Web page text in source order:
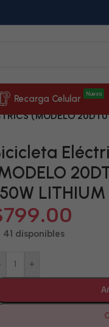
Recarga Celular Nueva
(MODELO
LITHIUM
799.00
41 disponibles
+